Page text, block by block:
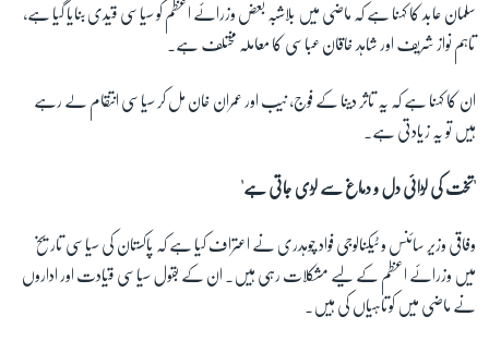
سلمان عابد کا کہنا ہے کہ ماضی میں بلاشبہ بعض وزرائے اعظم کو سیاسی قیدی بنایا گیا ہے،
تاہم نواز شریف اور شاہد خاقان عباسی کا معاملہ مختلف ہے۔
ان کا کہنا ہے کہ یہ تاثر دینا کے فوج، نیب اور عمران خان مل کر سیاسی انتقام لے رہے
ہیں تو یہ زیادتی ہے۔
'تخت کی لڑائی دل و دماغ سے لڑی جاتی ہے'
وفاقی وزیر سائنس و ٹیکنالوجی فواد چوہدری نے اعتراف کیا ہے کہ پاکستان کی سیاسی تاریخ
میں وزرائے اعظم کے لیے مشکلات رہی ہیں۔ ان کے بقول سیاسی قیادت اور اداروں
نے ماضی میں کوتاہیاں کی ہیں۔